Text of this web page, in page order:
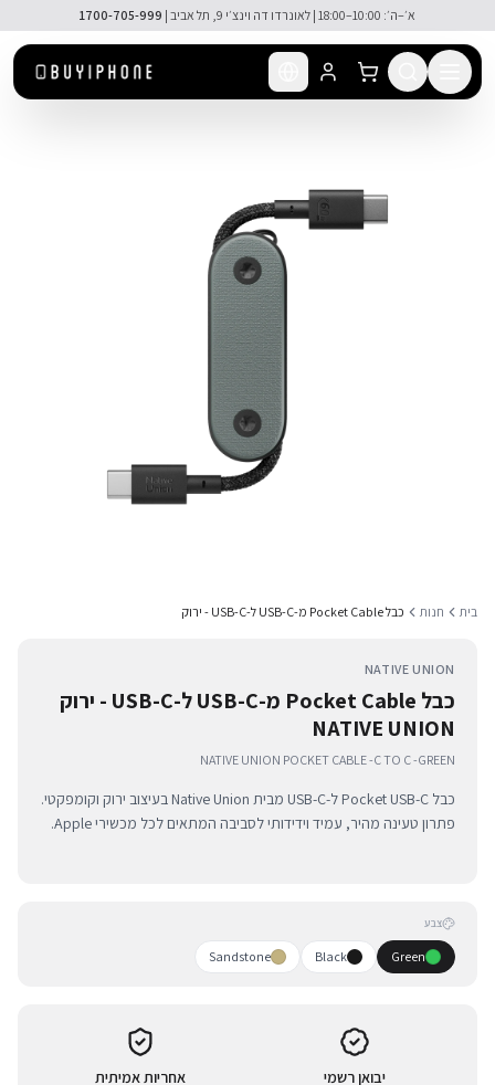
דלג לתוכן הראשי
בית חנות כבל Pocket Cable מ-USB-C ל-USB-C - ירוק
NATIVE UNION
כבל Pocket Cable מ-USB-C ל-USB-C - ירוק
NATIVE UNION
NATIVE UNION POCKET CABLE -C TO C -GREEN
כבל Pocket USB-C ל-USB-C מבית Native Union בעיצוב ירוק וקומפקטי.
פתרון טעינה מהיר, עמיד וידידותי לסביבה המתאים לכל מכשירי Apple.
צבע
Green
Black
Sandstone
יבואן רשמי אחריות אמיתית